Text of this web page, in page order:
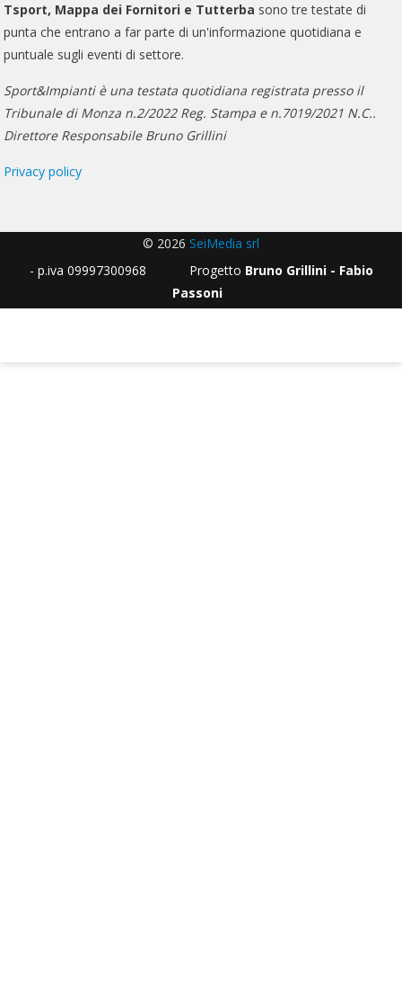
Tsport, Mappa dei Fornitori e Tutterba sono tre testate di
punta che entrano a far parte di un'informazione quotidiana e
puntuale sugli eventi di settore.
Sport&Impianti è una testata quotidiana registrata presso il
Tribunale di Monza n.2/2022 Reg. Stampa e n.7019/2021 N.C..
Direttore Responsabile Bruno Grillini
Privacy policy
© 2026 SeiMedia srl
- p.iva 09997300968 Progetto Bruno Grillini - Fabio
Passoni